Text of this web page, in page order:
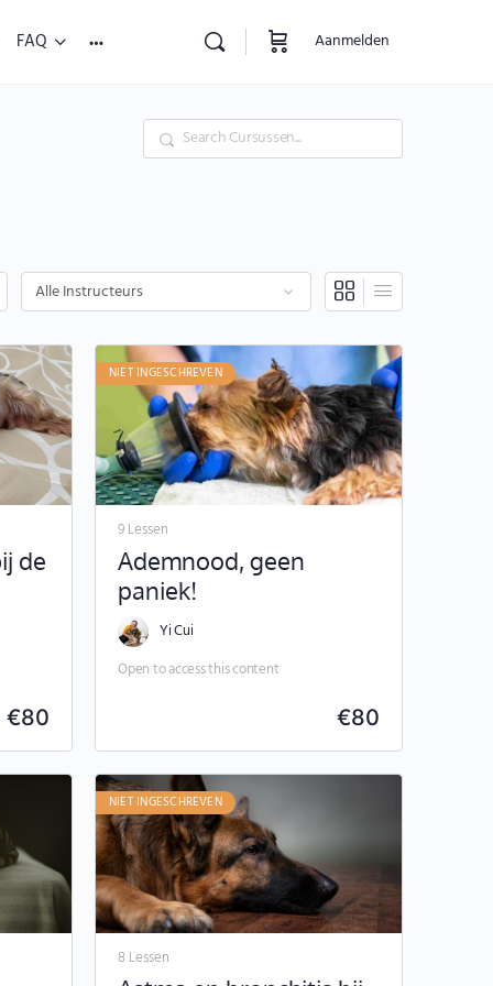
FAQ Aanmelden
Zoekopdracht
de
€80
NIET INGESCHREVEN
9 Lessen
Ademnood, geen
paniek!
Yi Cui
Open to access this content
€80
NIET INGESCHREVEN
8 Lessen